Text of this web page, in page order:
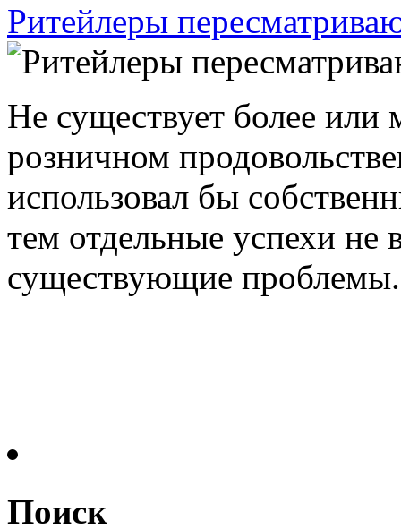
Ритейлеры
Не существует более или
розничном
использовал бы
тем отдельные успехи не
существующие проблемы.
Поиск